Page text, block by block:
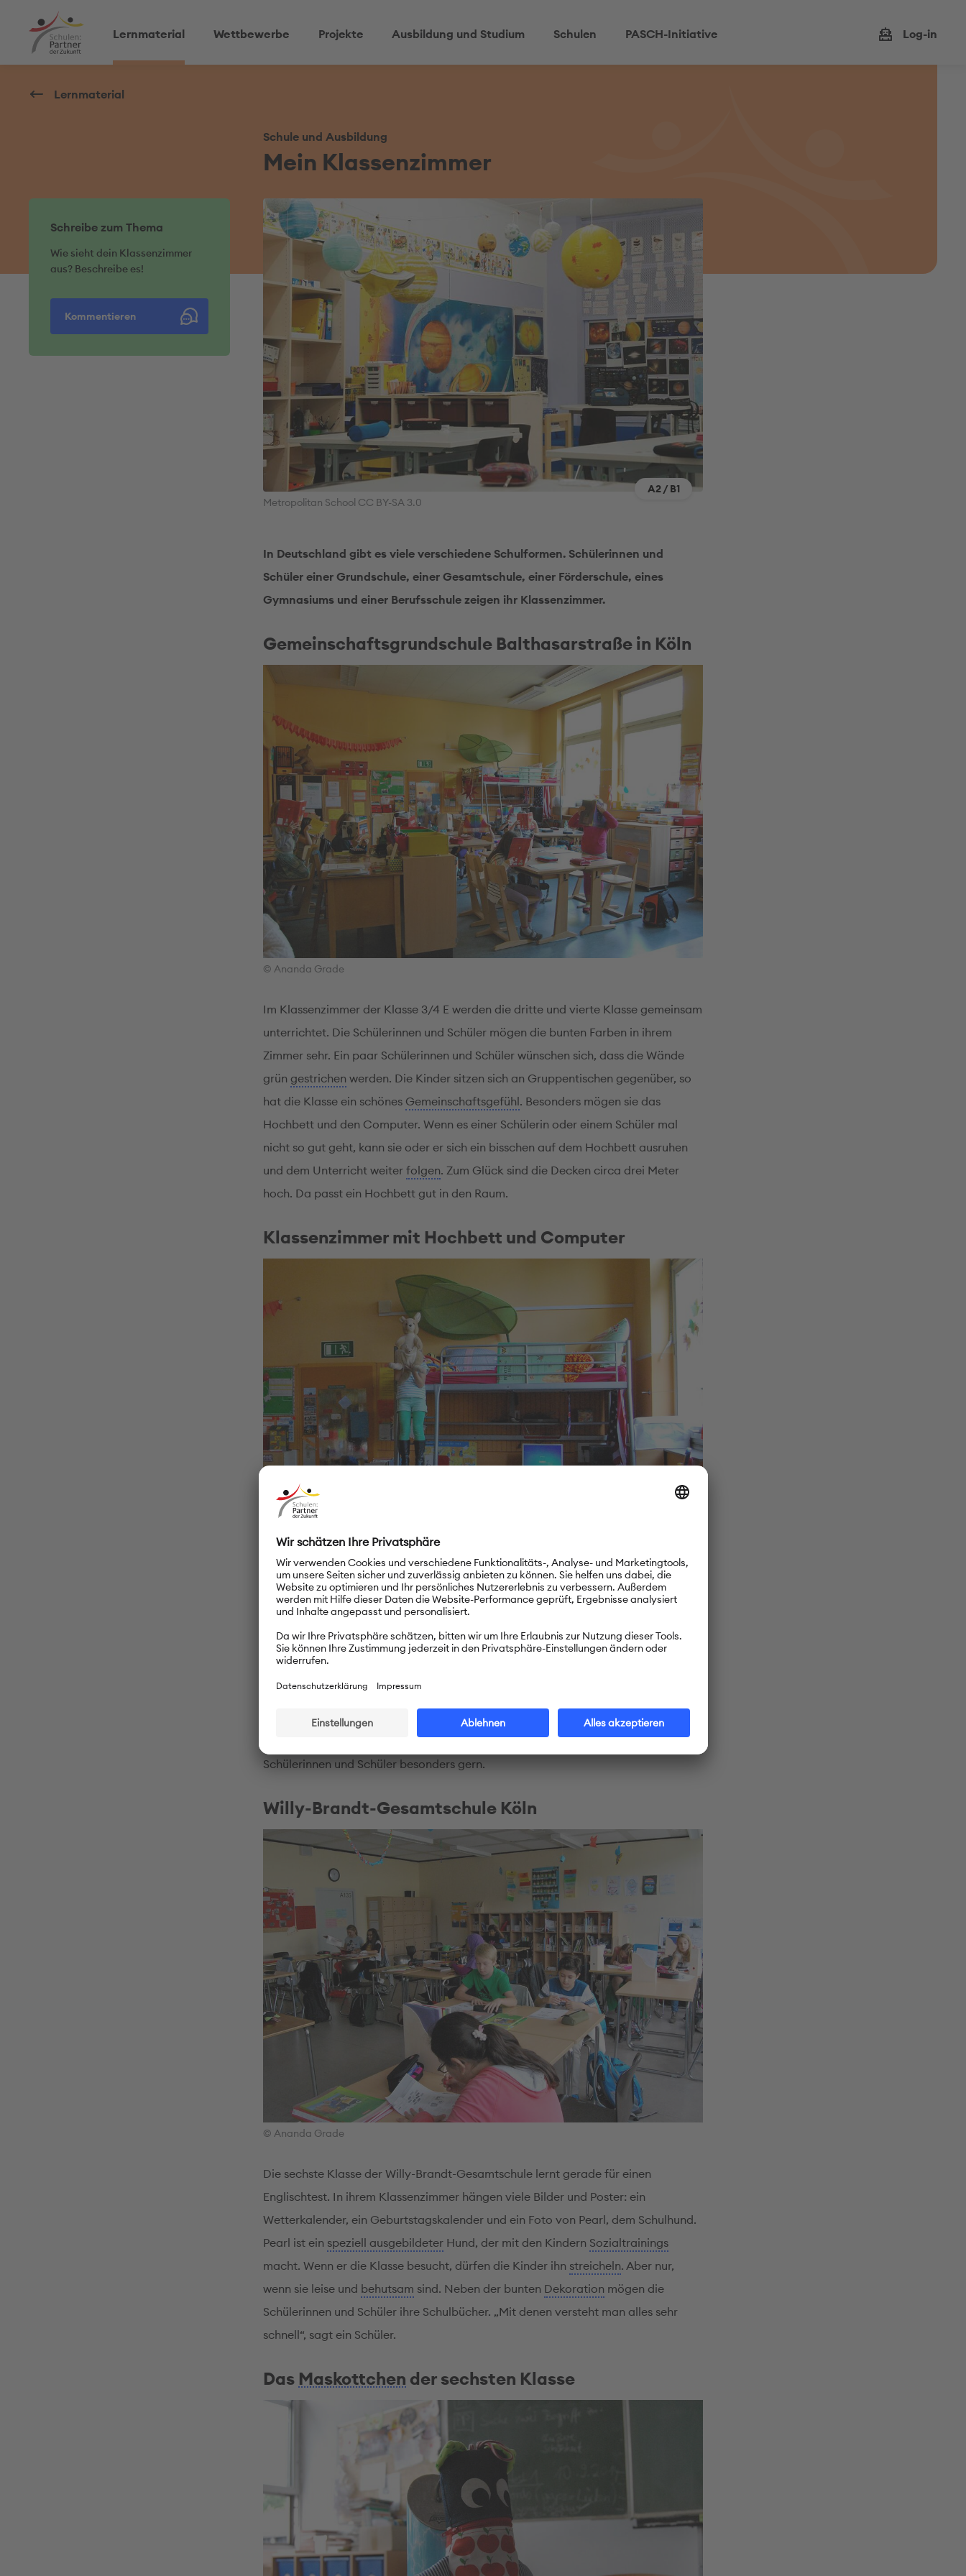
Lernmaterial Wettbewerbe Projekte Ausbildung und Studium Schulen PASCH-Initiative Log-in
Lernmaterial
Schule und Ausbildung
Mein Klassenzimmer
Schreibe zum Thema
Wie sieht dein Klassenzimmer
aus? Beschreibe es!
Kommentieren
A2 / B1
Metropolitan School CC BY-SA 3.0
In Deutschland gibt es viele verschiedene Schulformen. Schülerinnen und
Schüler einer Grundschule, einer Gesamtschule, einer Förderschule, eines
Gymnasiums und einer Berufsschule zeigen ihr Klassenzimmer.
Gemeinschaftsgrundschule Balthasarstraße in Köln
© Ananda Grade
Im Klassenzimmer der Klasse 3/4 E werden die dritte und vierte Klasse gemeinsam
unterrichtet. Die Schülerinnen und Schüler mögen die bunten Farben in ihrem
Zimmer sehr. Ein paar Schülerinnen und Schüler wünschen sich, dass die Wände
grün gestrichen werden. Die Kinder sitzen sich an Gruppentischen gegenüber, so
hat die Klasse ein schönes Gemeinschaftsgefühl. Besonders mögen sie das
Hochbett und den Computer. Wenn es einer Schülerin oder einem Schüler mal
nicht so gut geht, kann sie oder er sich ein bisschen auf dem Hochbett ausruhen
und dem Unterricht weiter folgen. Zum Glück sind die Decken circa drei Meter
hoch. Da passt ein Hochbett gut in den Raum.
Klassenzimmer mit Hochbett und Computer
© Ananda Grade
Der Computer steht auf einem Tisch unter dem Hochbett. So ist er gutverstaut
da gibt es noch etwas Besonderes im Klassenzimmer: Jede Klasse der
„Känguru-Klasse“. Darum sind in ihrem Klassenzimmer überall Kängurus versteckt.
Auf einem Regal steht ein Känguru ausPappmaschee
, auf dem Hochbett liegen
Känguru-Stofftiere. Das große Känguru mit dem Baby imBeutelhaben die
Schülerinnen und Schüler besonders gern.
Willy-Brandt-Gesamtschule Köln
© Ananda Grade
Die sechste Klasse der Willy-Brandt-Gesamtschule lernt gerade für einen
Englischtest. In ihrem Klassenzimmer hängen viele Bilder und Poster: ein
Wetterkalender, ein Geburtstagskalender und ein Foto von Pearl, dem Schulhund.
Pearl ist ein speziell ausgebildeter Hund, der mit den Kindern Sozialtrainings
macht. Wenn er die Klasse besucht, dürfen die Kinder ihn streicheln. Aber nur,
wenn sie leise und behutsam sind. Neben der bunten Dekoration mögen die
Schülerinnen und Schüler ihre Schulbücher. „Mit denen versteht man alles sehr
schnell“, sagt ein Schüler.
Das Maskottchen der sechsten Klasse